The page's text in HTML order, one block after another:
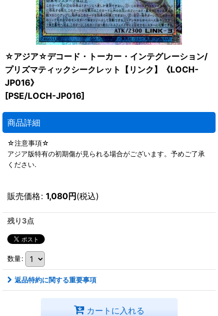
☆アジア☆デコード・トーカー・インテグレーション/
プリズマティックシークレット【リンク】《LOCH-
JP016》
[PSE/LOCH-JP016]
商品詳細
☆注意事項☆
アジア版特有の初期傷が見られる場合がございます。予めご了承
ください.
販売価格: 1,080円(税込)
残り3点
数量:
返品特約に関する重要事項
カートに入れる